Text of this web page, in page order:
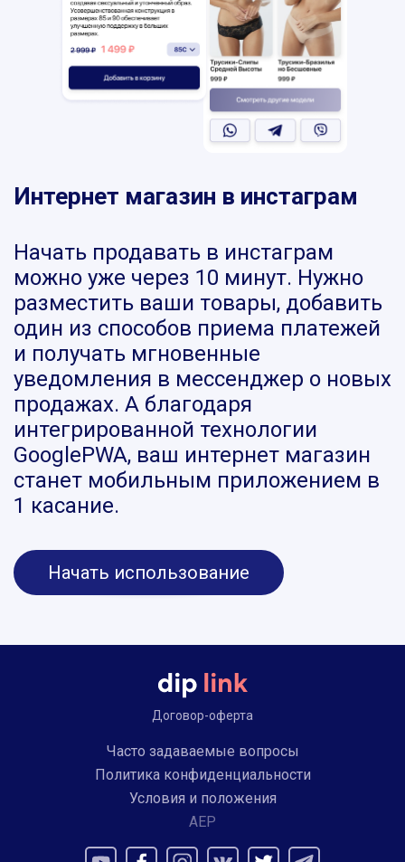
Интернет магазин в инстаграм
Начать продавать в инстаграм
можно уже через 10 минут. Нужно
разместить ваши товары, добавить
один из способов приема платежей
и получать мгновенные
уведомления в мессенджер о новых
продажах. А благодаря
интегрированной технологии
GooglePWA, ваш интернет магазин
станет мобильным приложением в
1 касание.
Начать использование
Договор-оферта
Часто задаваемые вопросы
Политика конфиденциальности
Условия и положения
AEP